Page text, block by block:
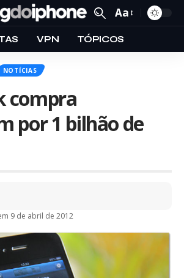
Aa
VPN TÓPICOS
NOTÍCIAS
compra
por 1 bilhão de
9 de abril de 2012